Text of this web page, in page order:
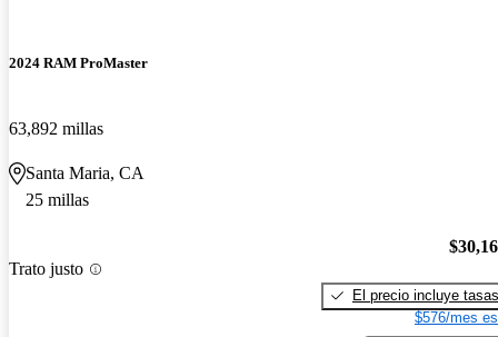
2024 RAM ProMaster
63,892 millas
Santa Maria, CA
25 millas
Trato justo
El precio incluye tasas
$576/mes